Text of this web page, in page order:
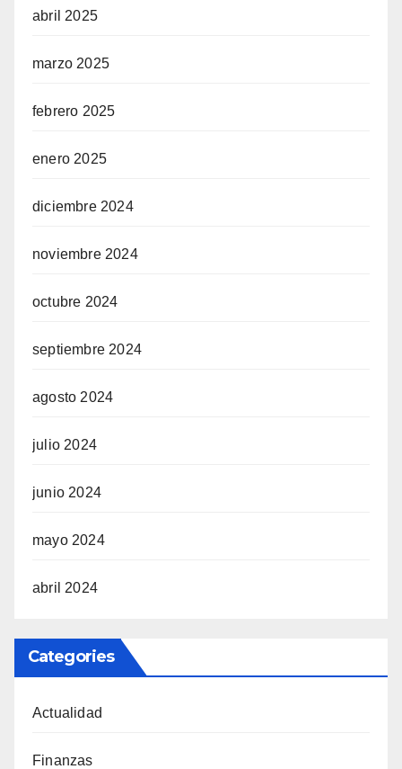
abril 2025
marzo 2025
febrero 2025
enero 2025
diciembre 2024
noviembre 2024
octubre 2024
septiembre 2024
agosto 2024
julio 2024
junio 2024
mayo 2024
abril 2024
Categories
Actualidad
Finanzas